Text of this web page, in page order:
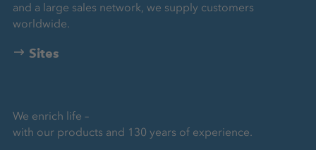
and a large sales network, we supply customers
worldwide.
Sites
We enrich life –
with our products and 130 years of experience.